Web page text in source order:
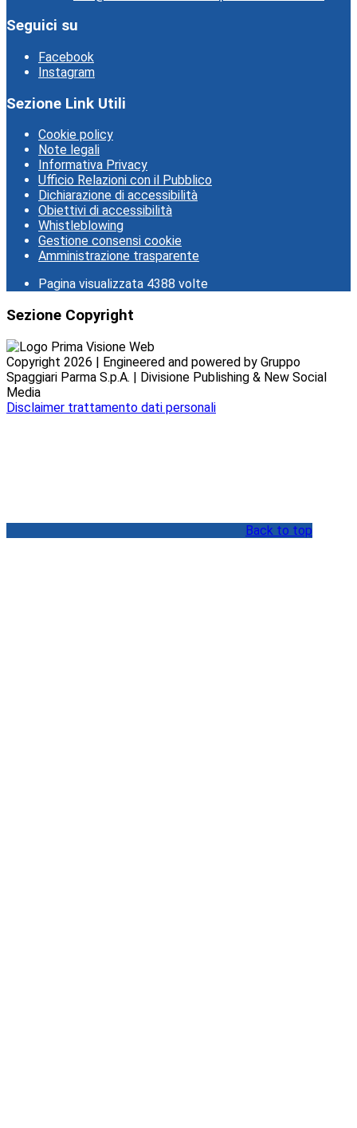
Seguici su
Facebook
Instagram
Sezione Link Utili
Cookie policy
Note legali
Informativa Privacy
Ufficio Relazioni con il Pubblico
Dichiarazione di accessibilità
Obiettivi di accessibilità
Whistleblowing
Gestione consensi cookie
Amministrazione trasparente
Pagina visualizzata 4388 volte
Sezione Copyright
Copyright 2026 | Engineered and powered by Gruppo
Spaggiari Parma S.p.A. | Divisione Publishing & New Social
Media
Disclaimer trattamento dati personali
Back to top